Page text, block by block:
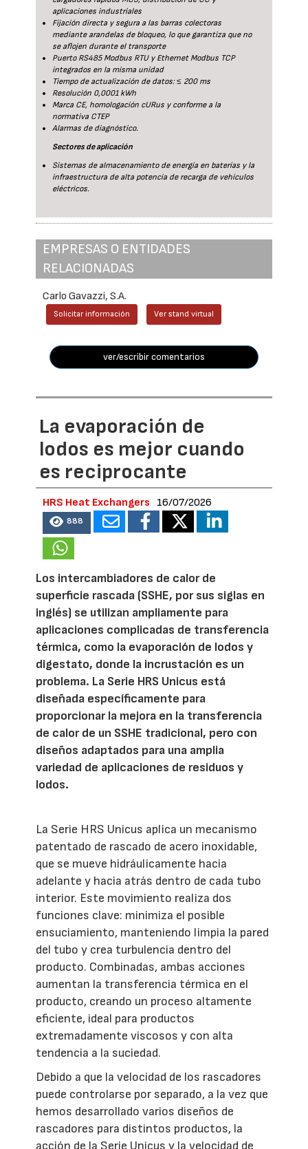
aplicaciones industriales
Fijación directa y segura a las barras colectoras
mediante arandelas de bloqueo, lo que garantiza que no
se aflojen durante el transporte
Puerto RS485 Modbus RTU y Ethernet Modbus TCP
integrados en la misma unidad
Tiempo de actualización de datos: ≤ 200 ms
Resolución 0,0001 kWh
Marca CE, homologación cURus y conforme a la
normativa CTEP
Alarmas de diagnóstico.
Sectores de aplicación
Sistemas de almacenamiento de energía en baterías y la
infraestructura de alta potencia de recarga de vehículos
eléctricos.
EMPRESAS O ENTIDADES
RELACIONADAS
Carlo Gavazzi, S.A.
Solicitar información Ver stand virtual
ver/escribir comentarios
La evaporación de
lodos es mejor cuando
es reciprocante
HRS Heat Exchangers 16/07/2026
888
Los intercambiadores de calor de
superficie rascada (SSHE, por sus siglas en
inglés) se utilizan ampliamente para
aplicaciones complicadas de transferencia
térmica, como la evaporación de lodos y
digestato, donde la incrustación es un
problema. La Serie HRS Unicus está
diseñada específicamente para
proporcionar la mejora en la transferencia
de calor de un SSHE tradicional, pero con
diseños adaptados para una amplia
variedad de aplicaciones de residuos y
lodos.
La Serie HRS Unicus aplica un mecanismo
patentado de rascado de acero inoxidable,
que se mueve hidráulicamente hacia
adelante y hacia atrás dentro de cada tubo
interior. Este movimiento realiza dos
funciones clave: minimiza el posible
ensuciamiento, manteniendo limpia la pared
del tubo y crea turbulencia dentro del
producto. Combinadas, ambas acciones
aumentan la transferencia térmica en el
producto, creando un proceso altamente
eficiente, ideal para productos
extremadamente viscosos y con alta
tendencia a la suciedad.
Debido a que la velocidad de los rascadores
puede controlarse por separado, a la vez que
hemos desarrollado varios diseños de
rascadores para distintos productos, la
acción de la Serie Unicus y la velocidad de